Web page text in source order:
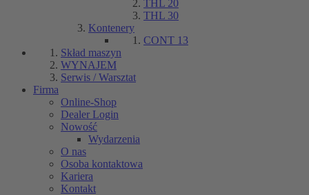
THL 20
THL 30
Kontenery
CONT 13
Skład maszyn
WYNAJEM
Serwis / Warsztat
Firma
Online-Shop
Dealer Login
Nowość
Wydarzenia
O nas
Osoba kontaktowa
Kariera
Kontakt